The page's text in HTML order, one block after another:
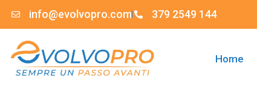
info@evolvopro.com 379 2549 144
Home